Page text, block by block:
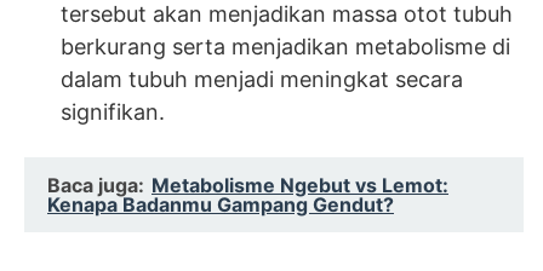
tersebut akan menjadikan massa otot tubuh
berkurang serta menjadikan metabolisme di
dalam tubuh menjadi meningkat secara
signifikan.
Baca juga: Metabolisme Ngebut vs Lemot:
Kenapa Badanmu Gampang Gendut?